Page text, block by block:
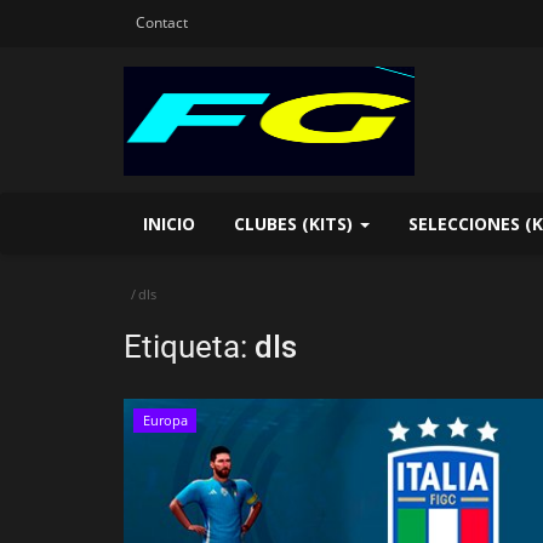
Contact
INICIO CLUBES (KITS) SELECCIONES
dls
Etiqueta: dls
Europa